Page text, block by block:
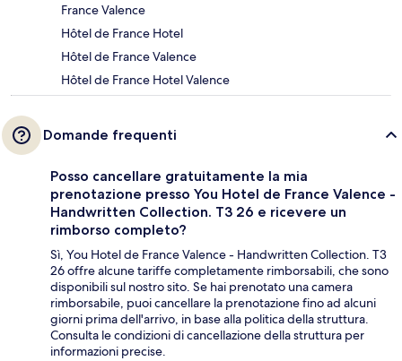
France Valence
Hôtel de France Hotel
Hôtel de France Valence
Hôtel de France Hotel Valence
Domande frequenti
Posso cancellare gratuitamente la mia
prenotazione presso You Hotel de France Valence -
Handwritten Collection. T3 26 e ricevere un
rimborso completo?
Sì, You Hotel de France Valence - Handwritten Collection. T3
26 offre alcune tariffe completamente rimborsabili, che sono
disponibili sul nostro sito. Se hai prenotato una camera
rimborsabile, puoi cancellare la prenotazione fino ad alcuni
giorni prima dell'arrivo, in base alla politica della struttura.
Consulta le condizioni di cancellazione della struttura per
informazioni precise.